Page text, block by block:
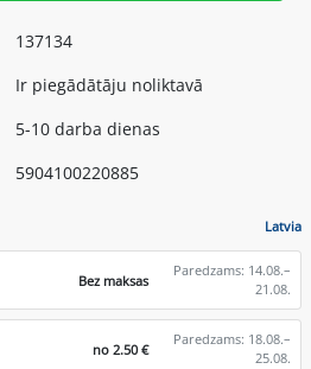
137134
Ir piegādātāju noliktavā
5-10 darba dienas
5904100220885
Latvia
Bez maksas
Paredzams: 14.08.–
21.08.
no 2.50 €
Paredzams: 18.08.–
25.08.